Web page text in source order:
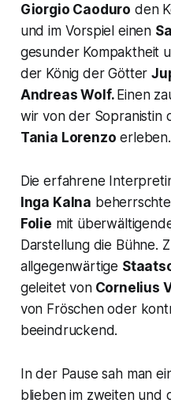
Giorgio Caoduro den
und im Vorspiel einen
gesunder Kompaktheit
der König der Götter
Andreas Wolf. Einen
wir von der Sopranistin
Tania Lorenzo erleben.
Die erfahrene
Inga Kalna
Folie mit
Darstellung die Bühne.
allgegenwärtige
geleitet vonCornelius
von Fröschen oder
beeindruckend.
In der Pause sah man
blieben im zweiten und